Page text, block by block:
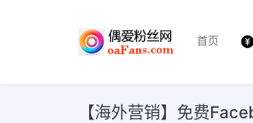
首页
【海外营销】免费